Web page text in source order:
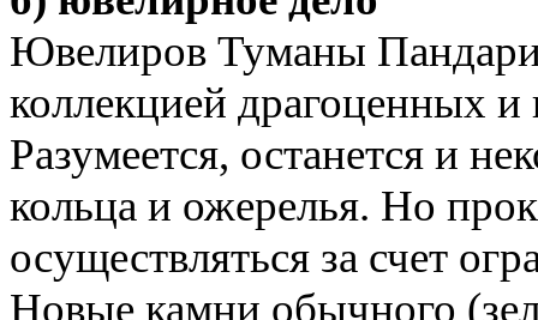
Ювелиров Туманы
коллекцией драгоценных
Разумеется, останется и
кольца и ожерелья. Но
осуществляться за счет
Новые камни обычного